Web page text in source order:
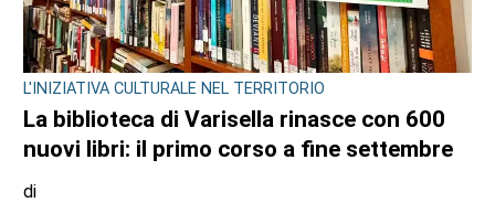
L'INIZIATIVA CULTURALE NEL TERRITORIO
La biblioteca di Varisella rinasce con 600
nuovi libri: il primo corso a fine settembre
di